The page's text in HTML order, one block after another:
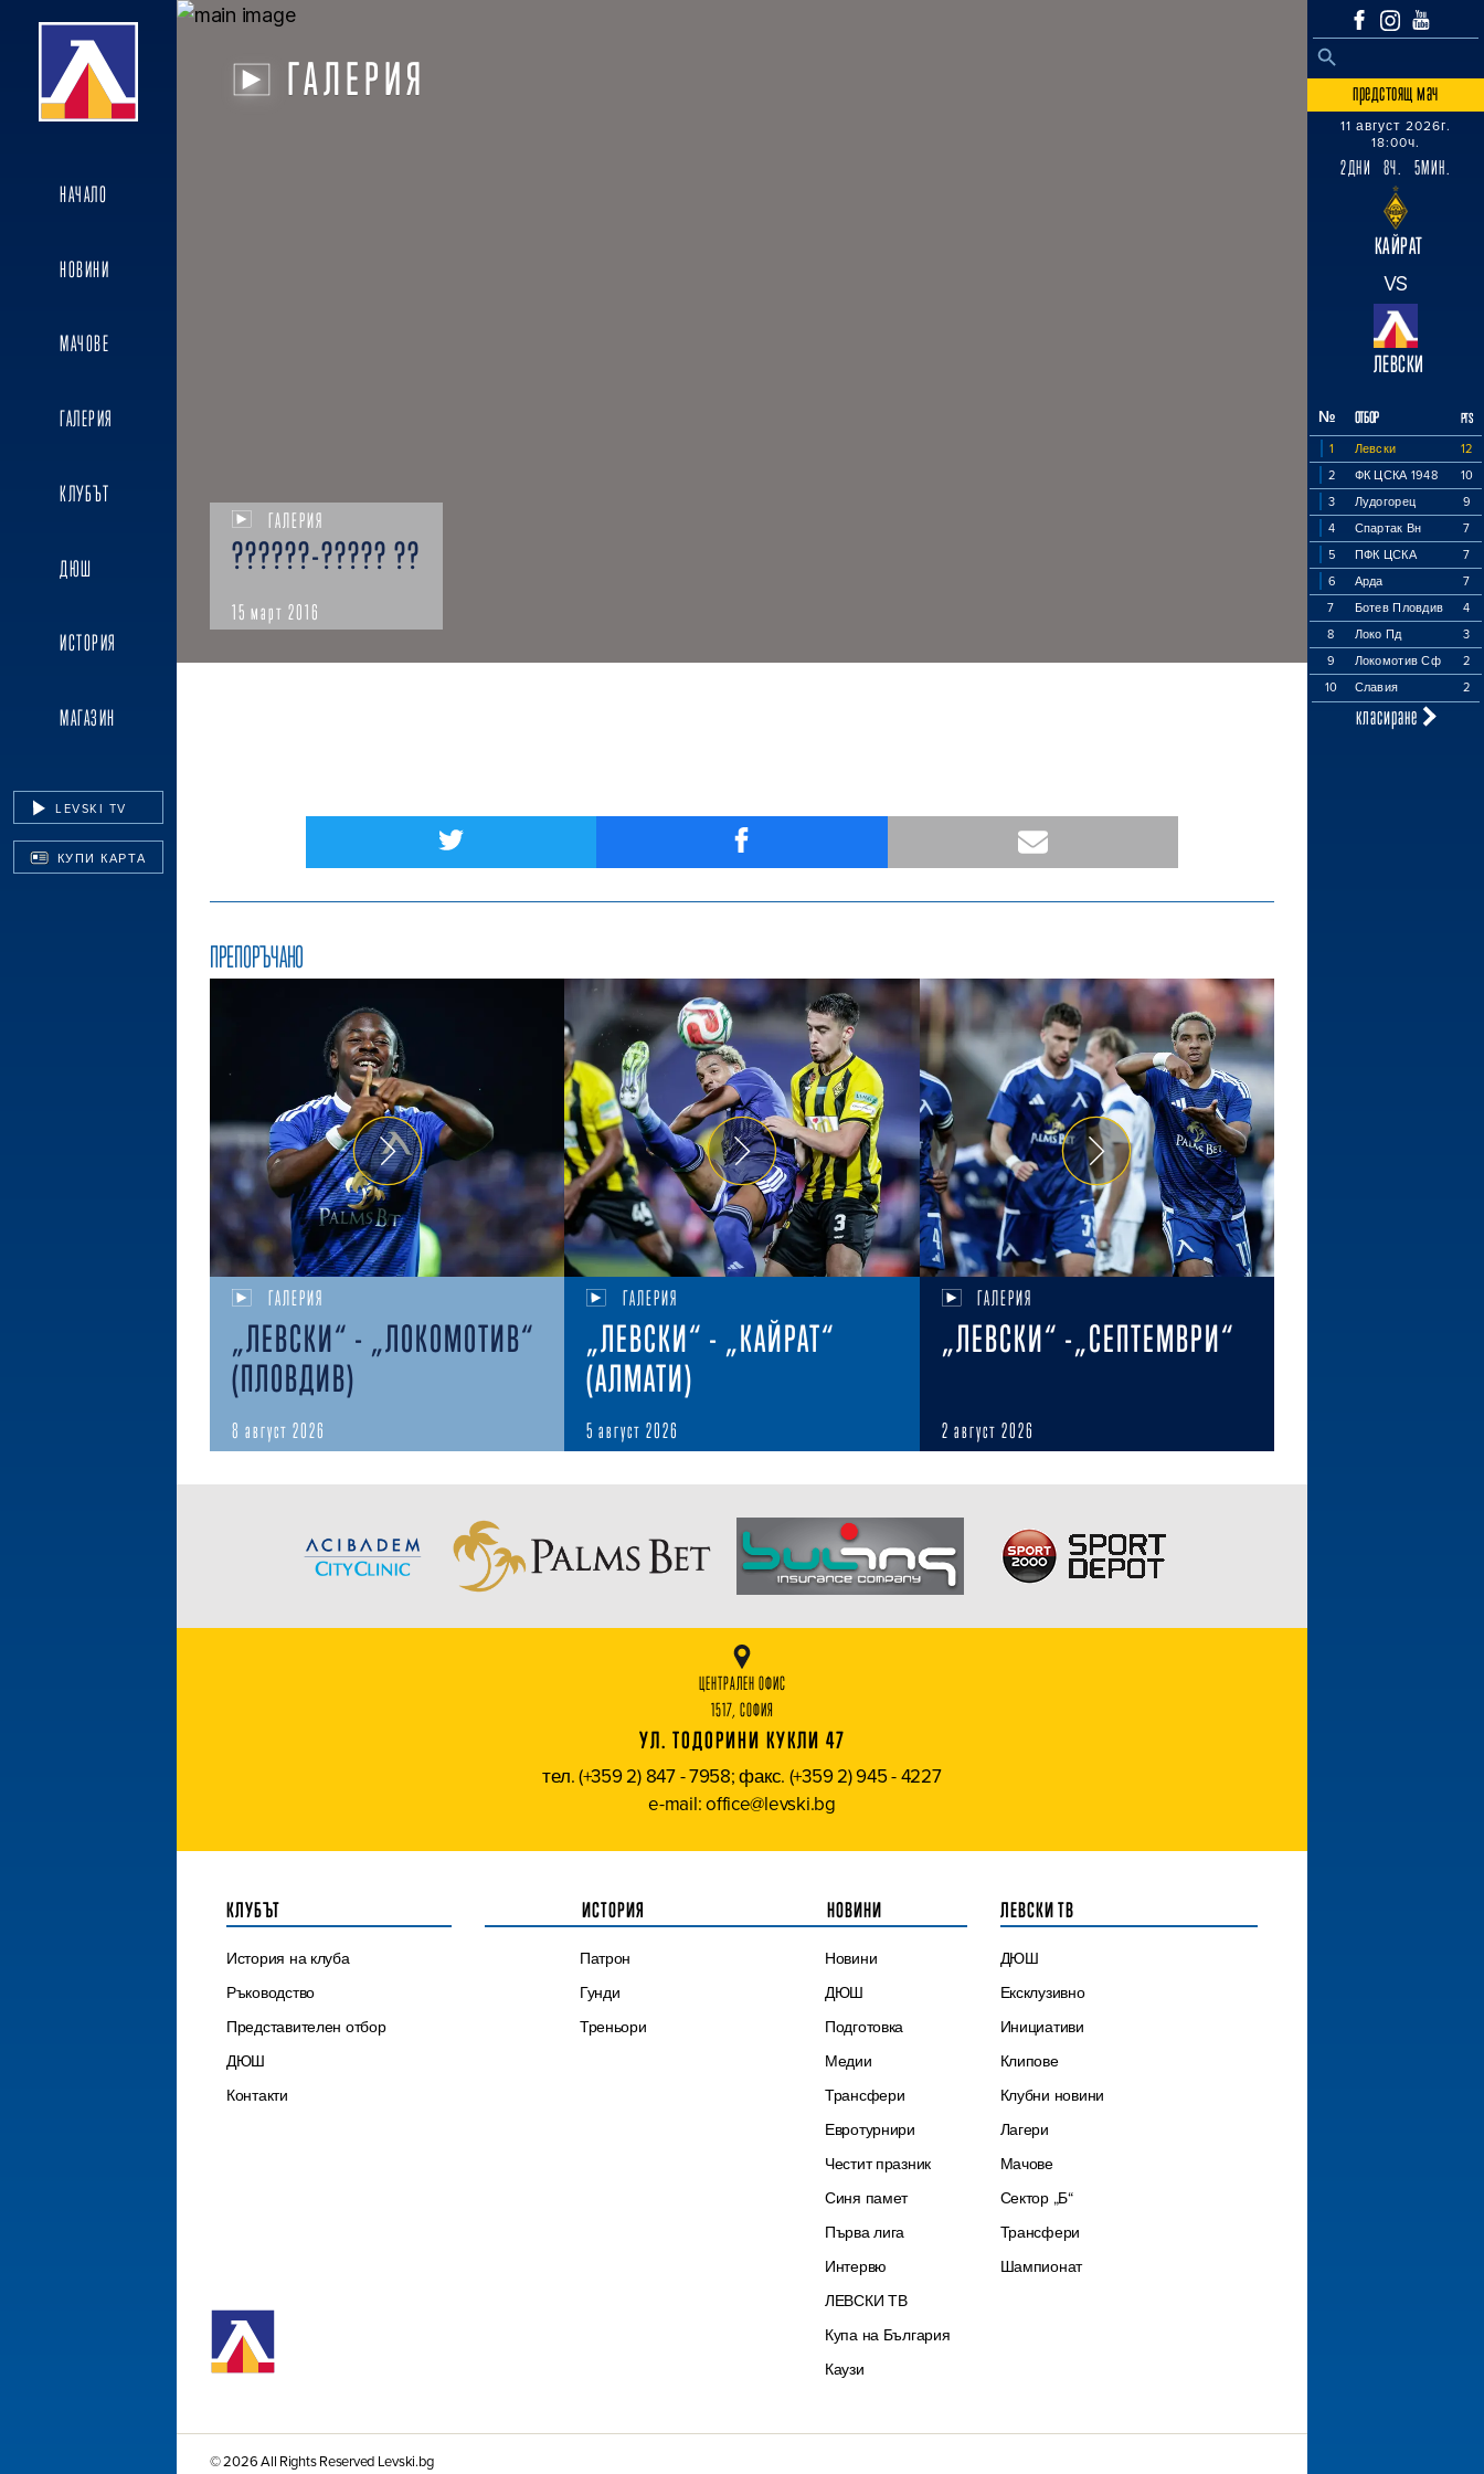
НАЧАЛО
НОВИНИ
МАЧОВЕ
ГАЛЕРИЯ
КЛУБЪТ
ДЮШ
ИСТОРИЯ
МАГАЗИН
LEVSKI TV
КУПИ КАРТА
Search
SEARCH BUTTON
предстоящ мач
11 август 2026г.
18:00ч.
2ДНИ 8Ч. 5МИН.
КАЙРАТ
VS
ЛЕВСКИ
№ ОТБОР PTS
1 Левски
12
2
ФК ЦСКА 1948
10
3
Лудогорец
9
4
Спартак Вн
7
5
ПФК ЦСКА
7
6
Арда
7
7
Ботев Пловдив
4
8
Локо Пд
3
9
Локомотив Сф
2
10
Славия 2
класиране
ГАЛЕРИЯ
ГАЛЕРИЯ
??????-????? ??
15 март 2016
ПРЕПОРЪЧАНО
ГАЛЕРИЯ
„ЛЕВСКИ“ - „ЛОКОМОТИВ“
(ПЛОВДИВ)
8 август 2026
ГАЛЕРИЯ
„ЛЕВСКИ“ - „КАЙРАТ“
(АЛМАТИ)
5 август 2026
ГАЛЕРИЯ
„ЛЕВСКИ“ -„СЕПТЕМВРИ“
2 август 2026
ЦЕНТРАЛЕН ОФИС
1517, СОФИЯ
УЛ. ТОДОРИНИ КУКЛИ 47
тел. (+359 2) 847 - 7958; факс. (+359 2) 945 - 4227
e-mail: office@levski.bg
КЛУБЪТ
История на клуба
Ръководство
Представителен отбор
ДЮШ
Контакти
ИСТОРИЯ
Патрон
Гунди
Треньори
НОВИНИ
Новини
ДЮШ
Подготовка
Медии
Трансфери
Евротурнири
Честит празник
Синя памет
Първа лига
Интервю
ЛЕВСКИ ТВ
Купа на България
Каузи
ЛЕВСКИ ТВ
ДЮШ
Ексклузивно
Инициативи
Клипове
Клубни новини
Лагери
Мачове
Сектор „Б“
Трансфери
Шампионат
© 2026 All Rights Reserved Levski.bg